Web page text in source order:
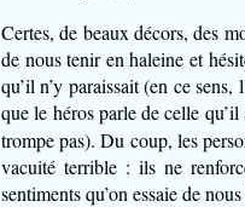
Certes, de beaux décors, des
de nous tenir en haleine et
qu’il n’y paraissait (en ce
que le héros parle de celle
trompe pas). Du coup, les
vacuité terrible : ils ne
sentiments qu’on essaie de